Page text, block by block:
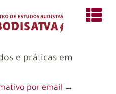
e práticas em
por email →